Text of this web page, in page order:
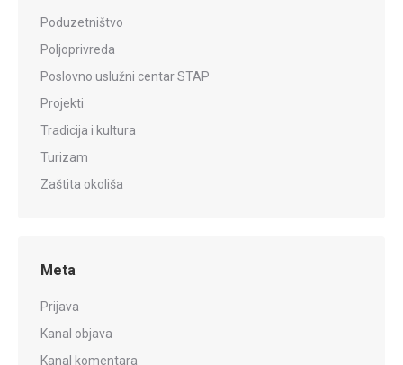
Poduzetništvo
Poljoprivreda
Poslovno uslužni centar STAP
Projekti
Tradicija i kultura
Turizam
Zaštita okoliša
Meta
Prijava
Kanal objava
Kanal komentara